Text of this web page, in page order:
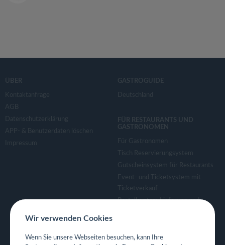
ÜBER
Kontaktanfrage
AGB
Datenschutzerklärung
APP- & Benutzerdaten löschen
Impressum
GASTROGUIDE
Deutschland
FÜR RESTAURANTS UND
GASTRONOMEN
Für Gastronomen
Tisch Reservierungsystem
Gutscheinsystem für Restaurants
Event- und Ticketsystem mit
Ticketverkauf
Bestellsystem Lieferung und
Eigene App für Restaurant
Wir verwenden Cookies
Wenn Sie unsere Webseiten besuchen, kann Ihre